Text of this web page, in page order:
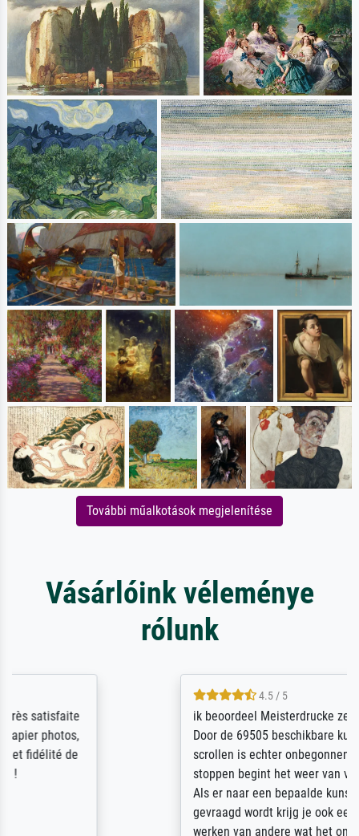
További műalkotások megjelenítése
Vásárlóink véleménye
rólunk
ik beoordeel Meisterdrucke zeer positief.
Door de 69505 beschikbare kunstenaars
scrollen is echter onbegonnen werk (na
stoppen begint het weer van voor af aan).
Als er naar een bepaalde kunstenaar
gevraagd wordt krijg je ook een aantal
werken van andere wat het onoverzichtelijk